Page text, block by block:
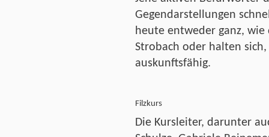
Gegendarstellungen
heute entweder ganz, wie
Strobach oder halten
auskunftsfähig.
Filzkurs
Die Kursleiter, darunter